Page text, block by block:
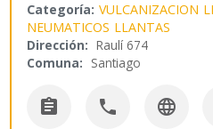
Categoría: VULCANIZACION
NEUMATICOS LLANTAS
Dirección: Raulí 674
Comuna: Santiago
  